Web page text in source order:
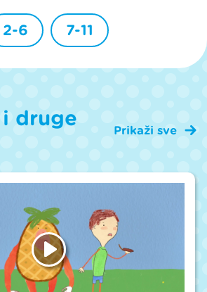
2-6 7-11
druge
Prikaži sve